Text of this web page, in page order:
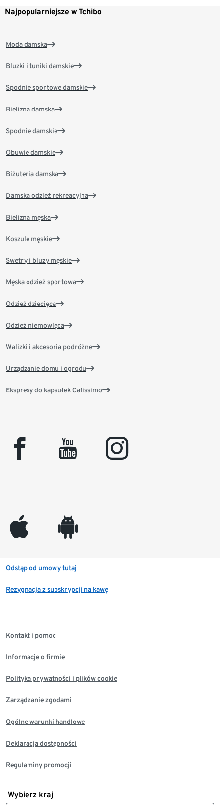
Najpopularniejsze w Tchibo
Moda damska
Bluzki i tuniki damskie
Spodnie sportowe damskie
Bielizna damska
Spodnie damskie
Obuwie damskie
Biżuteria damska
Damska odzież rekreacyjna
Bielizna męska
Koszule męskie
Swetry i bluzy męskie
Męska odzież sportowa
Odzież dziecięca
Odzież niemowlęca
Walizki i akcesoria podróżne
Urządzanie domu i ogrodu
Ekspresy do kapsułek Cafissimo
facebook youtube instagram
appleinc android
Odstąp od umowy tutaj
Rezygnacja z subskrypcji na kawę
Kontakt i pomoc
Informacje o firmie
Polityka prywatności i plików cookie
Zarządzanie zgodami
Ogólne warunki handlowe
Deklaracja dostępności
Regulaminy promocji
Wybierz kraj